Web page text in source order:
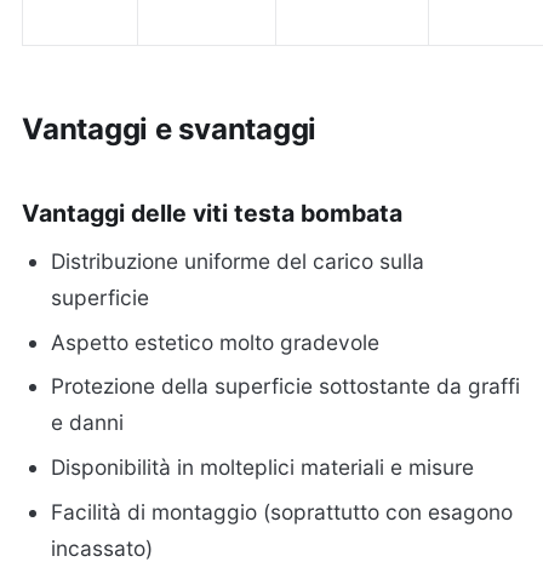
Vantaggi e svantaggi
Vantaggi delle viti testa bombata
Distribuzione uniforme del carico sulla
superficie
Aspetto estetico molto gradevole
Protezione della superficie sottostante da graffi
e danni
Disponibilità in molteplici materiali e misure
Facilità di montaggio (soprattutto con esagono
incassato)